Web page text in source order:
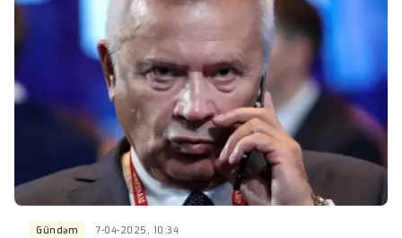
Gündəm 7-04-2025, 10:34